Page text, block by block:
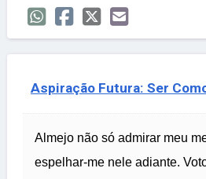
Aspiração Futura: Ser
Almejo não só admirar meu
espelhar-me nele adiante.